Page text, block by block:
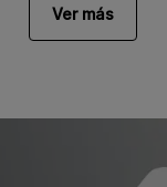
Ver más